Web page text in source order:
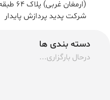
شرکت پدید پردازش پایدار
دسته بندی ها
درحال بارگزاری...